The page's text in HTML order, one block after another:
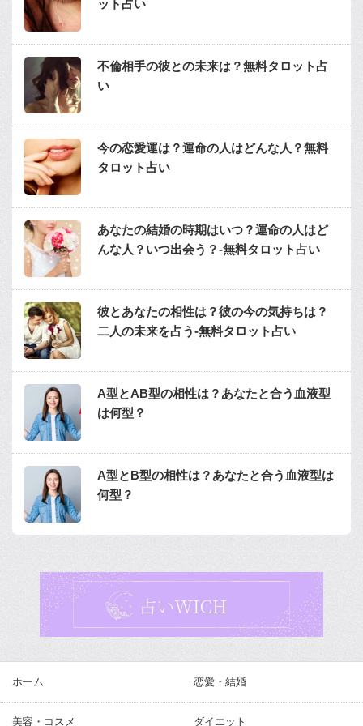
ット占い
不倫相手の彼との未来は？無料タロット占
い
今の恋愛運は？運命の人はどんな人？無料
タロット占い
あなたの結婚の時期はいつ？運命の人はど
んな人？いつ出会う？-無料タロット占い
彼とあなたの相性は？彼の今の気持ちは？
二人の未来を占う-無料タロット占い
A型とAB型の相性は？あなたと合う血液型
は何型？
A型とB型の相性は？あなたと合う血液型は
何型？
ホーム 恋愛・結婚
美容・コスメ ダイエット